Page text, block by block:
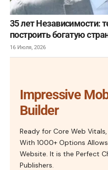
35 лет Независимости:
построить богатую
16 Июля, 2026
Impressive
Builder
Ready for Core Web
With 1000+ Options
Website. It is the Perfect
Publishers.